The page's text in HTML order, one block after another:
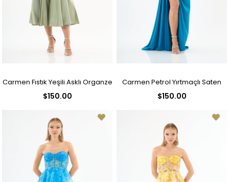
Carmen Fıstık Yeşili Asklı Organze
$150.00
Carmen Petrol Yırtmaçlı Saten
$150.00